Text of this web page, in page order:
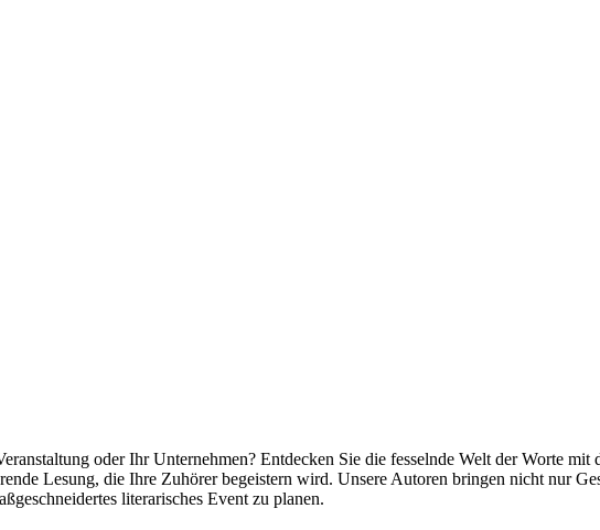
oder Ihr Unternehmen? Entdecken Sie die fesselnde Welt der Worte
Lesung, die Ihre Zuhörer begeistern wird. Unsere Autoren bringen nicht nur
literarisches Event zu planen.